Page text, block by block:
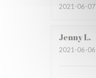
2021-06-07
JennyL
2021-06-06